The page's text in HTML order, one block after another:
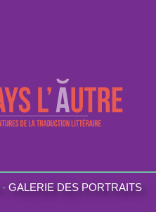
- GALERIE DES PORTRAITS